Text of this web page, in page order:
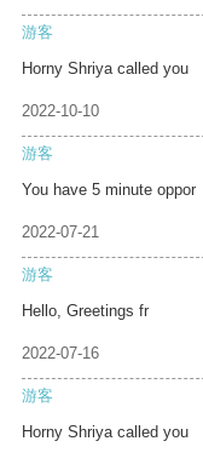
游客
Horny Shriya called you
2022-10-10
游客
You have 5 minute oppor
2022-07-21
游客
Hello, Greetings fr
2022-07-16
游客
Horny Shriya called you